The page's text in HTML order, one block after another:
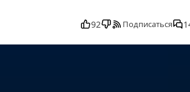
главном от 30.10.2025 последний
самом главном от 30.10.2025
92 Подписаться